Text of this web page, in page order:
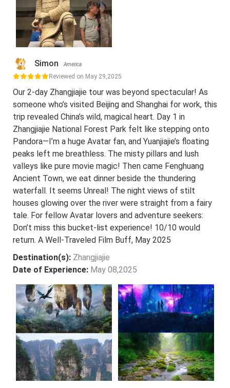
Simon America
Reviewed on May 29,2025
Our 2-day Zhangjiajie tour was beyond spectacular! As
someone who’s visited Beijing and Shanghai for work, this
trip revealed China’s wild, magical heart. Day 1 in
Zhangjiajie National Forest Park felt like stepping onto
Pandora—I’m a huge Avatar fan, and Yuanjiajie’s floating
peaks left me breathless. The misty pillars and lush
valleys like pure movie magic! Then came Fenghuang
Ancient Town, we eat dinner beside the thundering
waterfall. It seems Unreal! The night views of stilt
houses glowing over the river were straight from a fairy
tale. For fellow Avatar lovers and adventure seekers:
Don’t miss this bucket-list experience! 10/10 would
return. A Well-Traveled Film Buff, May 2025
Destination(s): Zhangjiajie
Date of Experience: May 08,2025